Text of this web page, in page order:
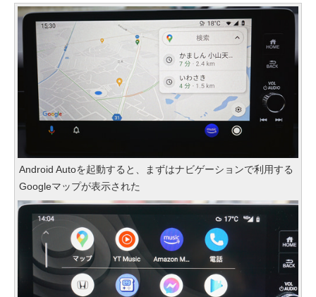
Android Autoを起動すると、まずはナビゲーションで利用する
Googleマップが表示された